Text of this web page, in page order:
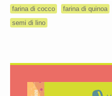
farina di cocco
farina di quinoa
semi di lino